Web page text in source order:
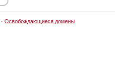
· Освобождающиеся домены